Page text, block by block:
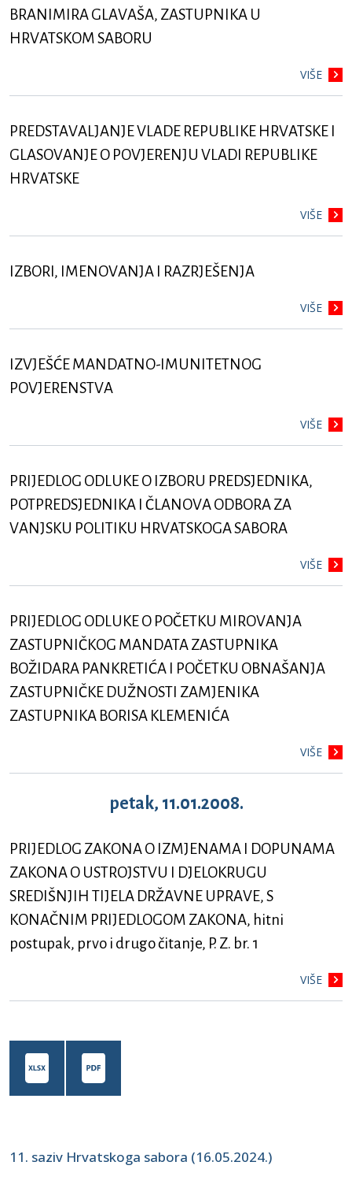
BRANIMIRA GLAVAŠA, ZASTUPNIKA U
HRVATSKOM SABORU
VIŠE
PREDSTAVALJANJE VLADE REPUBLIKE HRVATSKE I
GLASOVANJE O POVJERENJU VLADI REPUBLIKE
HRVATSKE
VIŠE
IZBORI, IMENOVANJA I RAZRJEŠENJA
VIŠE
IZVJEŠĆE MANDATNO-IMUNITETNOG
POVJERENSTVA
VIŠE
PRIJEDLOG ODLUKE O IZBORU PREDSJEDNIKA,
POTPREDSJEDNIKA I ČLANOVA ODBORA ZA
VANJSKU POLITIKU HRVATSKOGA SABORA
VIŠE
PRIJEDLOG ODLUKE O POČETKU MIROVANJA
ZASTUPNIČKOG MANDATA ZASTUPNIKA
BOŽIDARA PANKRETIĆA I POČETKU OBNAŠANJA
ZASTUPNIČKE DUŽNOSTI ZAMJENIKA
ZASTUPNIKA BORISA KLEMENIĆA
VIŠE
petak, 11.01.2008.
PRIJEDLOG ZAKONA O IZMJENAMA I DOPUNAMA
ZAKONA O USTROJSTVU I DJELOKRUGU
SREDIŠNJIH TIJELA DRŽAVNE UPRAVE, S
KONAČNIM PRIJEDLOGOM ZAKONA, hitni
postupak, prvo i drugo čitanje, P. Z. br. 1
VIŠE
11. saziv Hrvatskoga sabora (16.05.2024.)